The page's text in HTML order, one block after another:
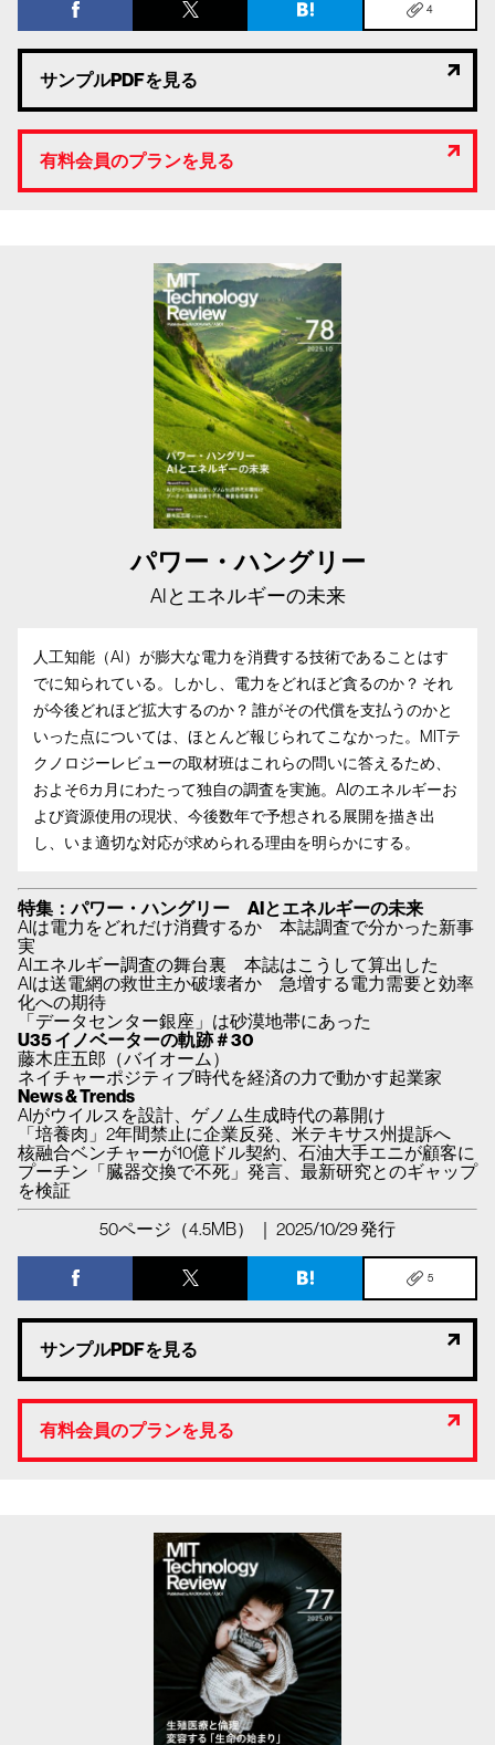
4
サンプルPDFを見る
有料会員のプランを見る
パワー・ハングリー
AIとエネルギーの未来
人工知能（AI）が膨大な電力を消費する技術であることはす
でに知られている。しかし、電力をどれほど貪るのか？ それ
が今後どれほど拡大するのか？ 誰がその代償を支払うのかと
いった点については、ほとんど報じられてこなかった。MITテ
クノロジーレビューの取材班はこれらの問いに答えるため、
およそ6カ月にわたって独自の調査を実施。AIのエネルギーお
よび資源使用の現状、今後数年で予想される展開を描き出
し、いま適切な対応が求められる理由を明らかにする。
特集：パワー・ハングリー AIとエネルギーの未来
AIは電力をどれだけ消費するか 本誌調査で分かった新事
実
AIエネルギー調査の舞台裏 本誌はこうして算出した
AIは送電網の救世主か破壊者か 急増する電力需要と効率
化への期待
「データセンター銀座」は砂漠地帯にあった
U35 イノベーターの軌跡＃30
藤木庄五郎（バイオーム）
ネイチャーポジティブ時代を経済の力で動かす起業家
News & Trends
AIがウイルスを設計、ゲノム生成時代の幕開け
「培養肉」2年間禁止に企業反発、米テキサス州提訴へ
核融合ベンチャーが10億ドル契約、石油大手エニが顧客に
プーチン「臓器交換で不死」発言、最新研究とのギャップ
を検証
50ページ（4.5MB） ｜ 2025/10/29 発行
5
サンプルPDFを見る
有料会員のプランを見る